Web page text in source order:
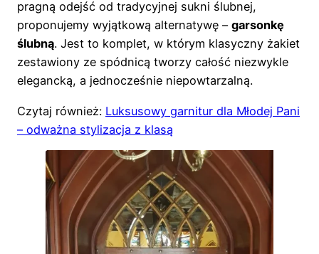
pragną odejść od tradycyjnej sukni ślubnej,
proponujemy wyjątkową alternatywę – garsonkę
ślubną. Jest to komplet, w którym klasyczny żakiet
zestawiony ze spódnicą tworzy całość niezwykle
elegancką, a jednocześnie niepowtarzalną.
Czytaj również: Luksusowy garnitur dla Młodej Pani
– odważna stylizacja z klasą